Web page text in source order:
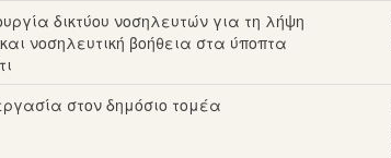
δικτύου νοσηλευτών για τη λήψη
νοσηλευτική βοήθεια στα ύποπτα
στον δημόσιο τομέα